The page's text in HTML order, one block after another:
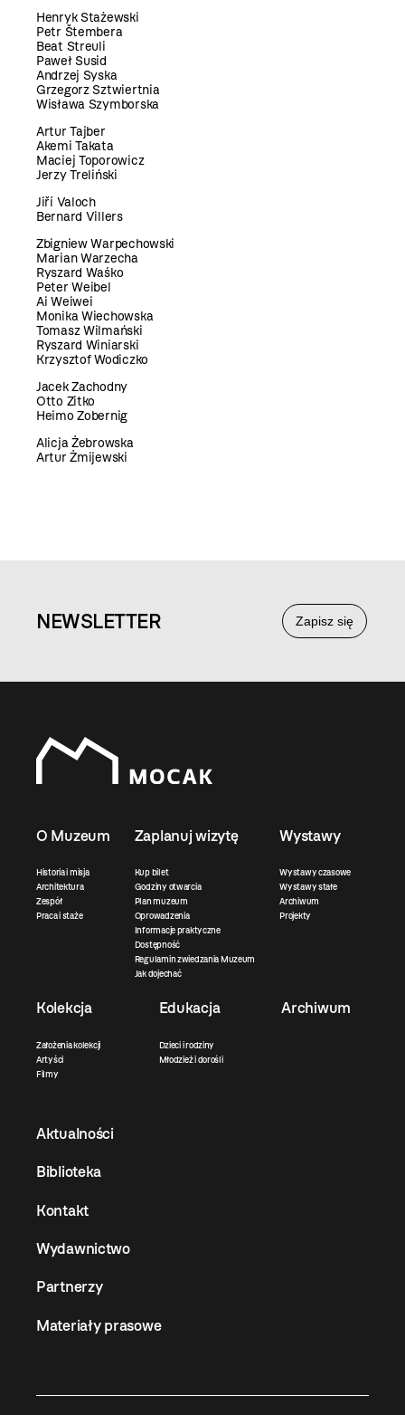
Henryk Stażewski
Petr Štembera
Beat Streuli
Paweł Susid
Andrzej Syska
Grzegorz Sztwiertnia
Wisława Szymborska
Artur Tajber
Akemi Takata
Maciej Toporowicz
Jerzy Treliński
Jiří Valoch
Bernard Villers
Zbigniew Warpechowski
Marian Warzecha
Ryszard Waśko
Peter Weibel
Ai Weiwei
Monika Wiechowska
Tomasz Wilmański
Ryszard Winiarski
Krzysztof Wodiczko
Jacek Zachodny
Otto Zitko
Heimo Zobernig
Alicja Żebrowska
Artur Żmijewski
Zapisz się
NEWSLETTER
O Muzeum
Historia i misja
Architektura
Zespół
Praca i staże
Zaplanuj wizytę
Kup bilet
Godziny otwarcia
Plan muzeum
Oprowadzenia
Informacje praktyczne
Dostępność
Regulamin zwiedzania Muzeum
Jak dojechać
Wystawy
Wystawy czasowe
Wystawy stałe
Archiwum
Projekty
Kolekcja
Założenia kolekcji
Artyści
Filmy
Edukacja
Dzieci i rodziny
Młodzież i dorośli
Archiwum
Aktualności
Biblioteka
Kontakt
Wydawnictwo
Partnerzy
Materiały prasowe